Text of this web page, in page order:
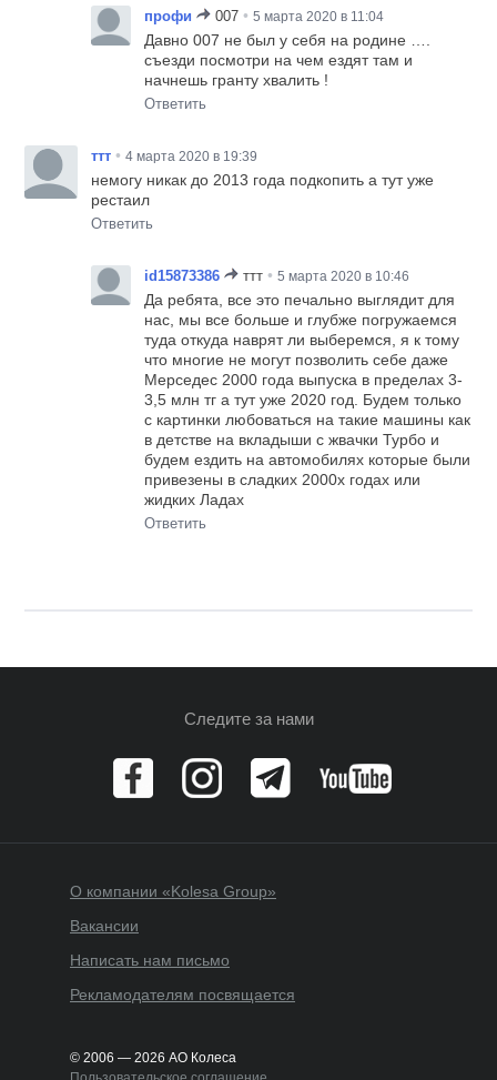
профи 007 • 5 марта 2020 в 11:04
Давно 007 не был у себя на родине ….
съезди посмотри на чем ездят там и
начнешь гранту хвалить !
Ответить
ттт • 4 марта 2020 в 19:39
немогу никак до 2013 года подкопить а тут уже
рестаил
Ответить
id15873386 ттт • 5 марта 2020 в 10:46
Да ребята, все это печально выглядит для
нас, мы все больше и глубже погружаемся
туда откуда наврят ли выберемся, я к тому
что многие не могут позволить себе даже
Мерседес 2000 года выпуска в пределах 3-
3,5 млн тг а тут уже 2020 год. Будем только
с картинки любоваться на такие машины как
в детстве на вкладыши с жвачки Турбо и
будем ездить на автомобилях которые были
привезены в сладких 2000х годах или
жидких Ладах
Ответить
Следите за нами
О компании «Kolesa Group»
Вакансии
Написать нам письмо
Рекламодателям посвящается
© 2006 — 2026 АО Колеса